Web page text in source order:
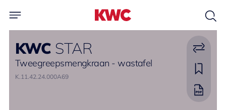
KWC STAR
Tweegreepsmengkraan - wastafel
K.11.42.24.000A69